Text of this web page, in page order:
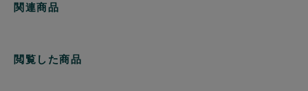
関連商品
閲覧した商品